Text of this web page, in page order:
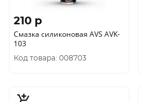
210 p
Смазка силиконовая AVS AVK-
103
Код товара: 008703